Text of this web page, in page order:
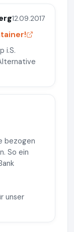
12.09.2017
i.S.
bezogen
So ein
unser